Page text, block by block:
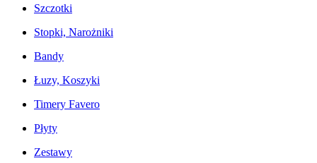
Szczotki
Stopki, Narożniki
Bandy
Łuzy, Koszyki
Timery Favero
Płyty
Zestawy